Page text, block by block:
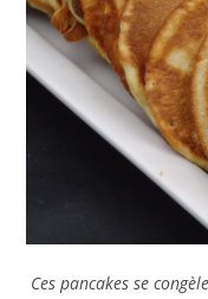
Ces pancakes se